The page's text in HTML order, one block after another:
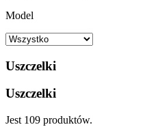
Model
Uszczelki
Uszczelki
Jest 109 produktów.